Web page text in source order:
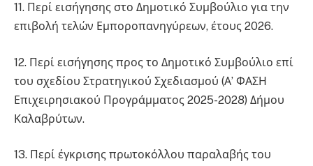
11. Περί εισήγησης στο Δημοτικό Συμβούλιο για την
επιβολή τελών Εμποροπανηγύρεων, έτους 2026.
12. Περί εισήγησης προς το Δημοτικό Συμβούλιο επί
του σχεδίου Στρατηγικού Σχεδιασμού (Α’ ΦΑΣΗ
Επιχειρησιακού Προγράμματος 2025-2028) Δήμου
Καλαβρύτων.
13. Περί έγκρισης πρωτοκόλλου παραλαβής του